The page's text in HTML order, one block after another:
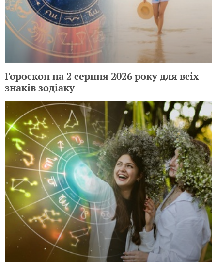
Гороскоп на 2 серпня 2026 року для всіх
знаків зодіаку